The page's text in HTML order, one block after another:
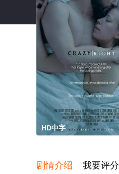
HD中字
剧情介绍 我要评分